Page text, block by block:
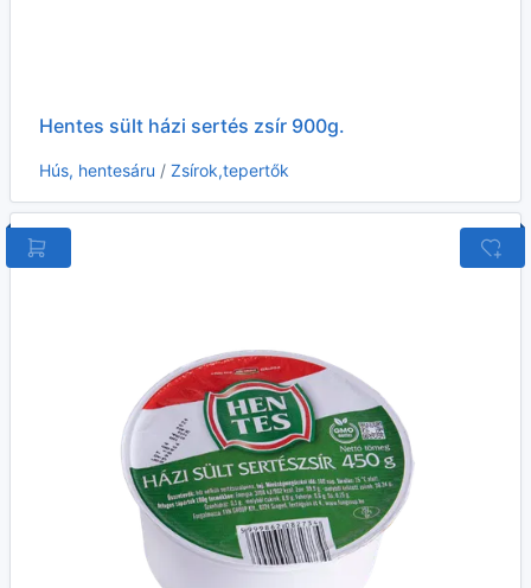
Hentes sült házi sertés zsír 900g.
Hús, hentesáru / Zsírok,tepertők